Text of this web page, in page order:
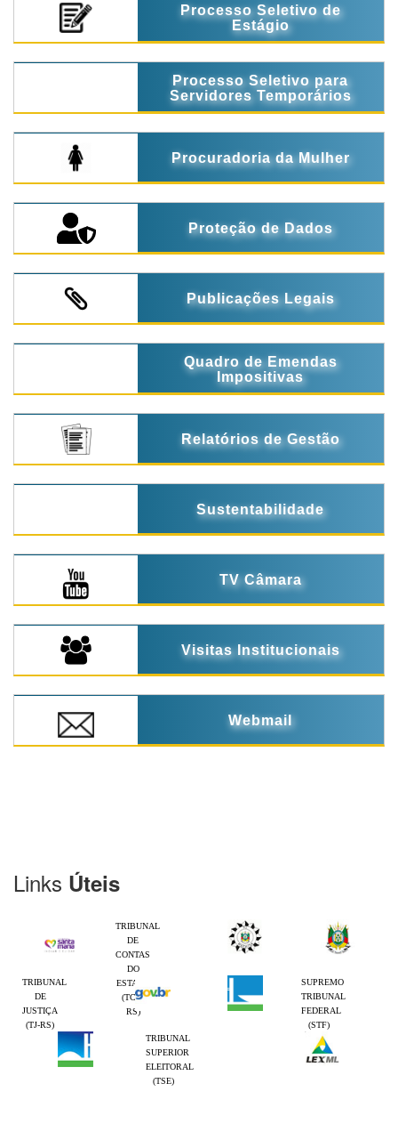
Processo Seletivo de
Estágio
Processo Seletivo para
Servidores Temporários
Procuradoria da Mulher
Proteção de Dados
Publicações Legais
Quadro de Emendas
Impositivas
Relatórios de Gestão
Sustentabilidade
TV Câmara
Visitas Institucionais
Webmail
Links Úteis
TRIBUNAL
DE
CONTAS
DO
ESTADO
(TCE-
RS)
TRIBUNAL
DE
JUSTIÇA
(TJ-RS)
SUPREMO
TRIBUNAL
FEDERAL
(STF)
TRIBUNAL
SUPERIOR
ELEITORAL
(TSE)